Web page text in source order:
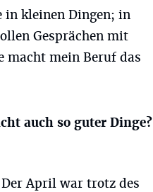
in kleinen Dingen; in
Gesprächen mit
macht mein Beruf das
auch so guter Dinge?
April war trotz des